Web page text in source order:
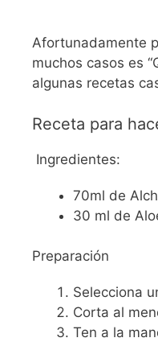
Afortunadamente
muchos casos es
algunas recetas
Receta para
Ingredientes:
70ml de
30 ml de
Preparación
Selecciona
Corta al
Ten a la